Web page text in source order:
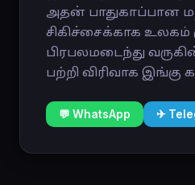
அதன் பாதுகாப்பான
சிகிச்சைக்காக உலகம்
பிரபலமடைந்து
பற்றி விரிவாக
💬 WhatsApp ✈